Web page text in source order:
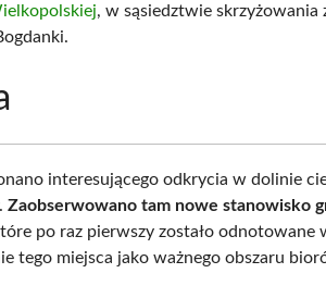
, w sąsiedztwie skrzyżowania
interesującego odkrycia w dolinie
Zaobserwowano tam nowe stanowisko
po raz pierwszy zostało odnotowane
tego miejsca jako ważnego obszaru